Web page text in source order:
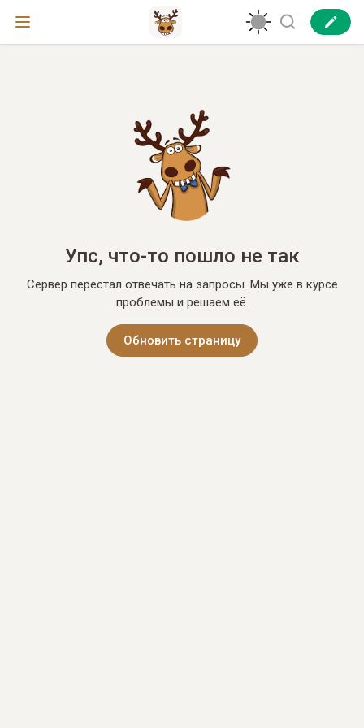
Упс, что-то пошло не так
Сервер перестал отвечать на запросы. Мы уже в курсе
проблемы и решаем её.
Обновить страницу